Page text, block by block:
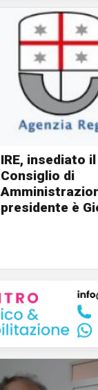
IRE, insediato
Consiglio di
presidente è